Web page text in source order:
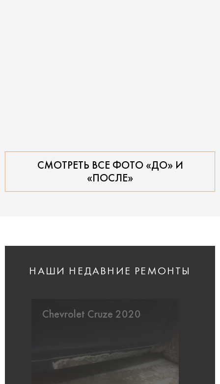
СМОТРЕТЬ ВСЕ ФОТО «ДО» И
«ПОСЛЕ»
НАШИ НЕДАВНИЕ РЕМОНТЫ
Chevrolet Cruze 2020